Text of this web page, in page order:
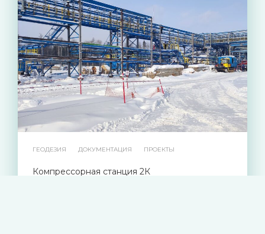
ГЕОДЕЗИЯ ДОКУМЕНТАЦИЯ ПРОЕКТЫ
Компрессорная станция 2К